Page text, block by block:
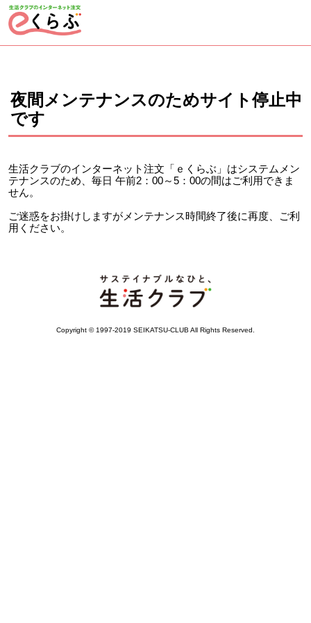
ページの先頭です。
夜間メンテナンスのためサイト停止中
です
生活クラブのインターネット注文「ｅくらぶ」はシステムメン
テナンスのため、毎日 午前2：00～5：00の間はご利用できま
せん。
ご迷惑をお掛けしますがメンテナンス時間終了後に再度、ご利
用ください。
Copyright © 1997-2019 SEIKATSU-CLUB All Rights Reserved.